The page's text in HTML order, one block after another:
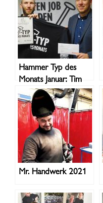
Hammer Typ des
Monats Januar: Tim
Mr. Handwerk 2021